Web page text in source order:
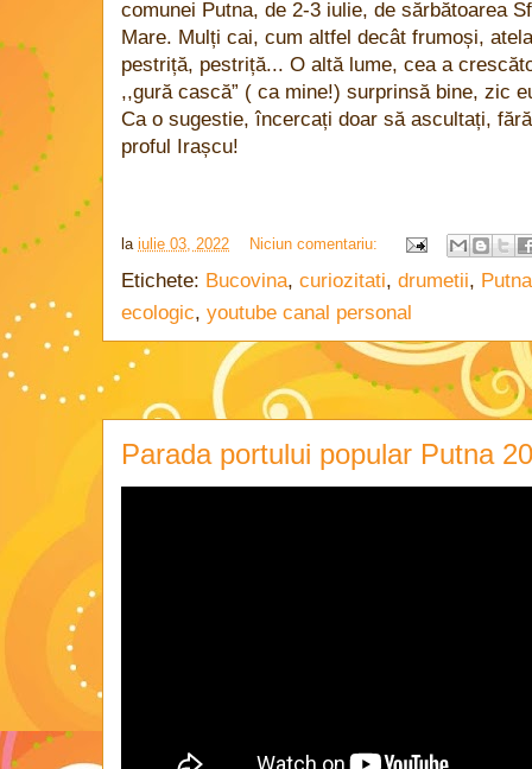
comunei Putna, de 2-3 iulie, de sărbătoarea
Mare. Mulți cai, cum altfel decât frumoși,
pestriță, pestriță... O altă lume, cea a
,,gură cască” ( ca mine!) surprinsă bine, zic
Ca o sugestie, încercați doar să ascultați,
proful Irașcu!
la iulie 03, 2022 Niciun comentariu:
Etichete: Bucovina, curiozitati, drumetii, Putna
ecologic, youtube canal personal
Parada portului popular Putna